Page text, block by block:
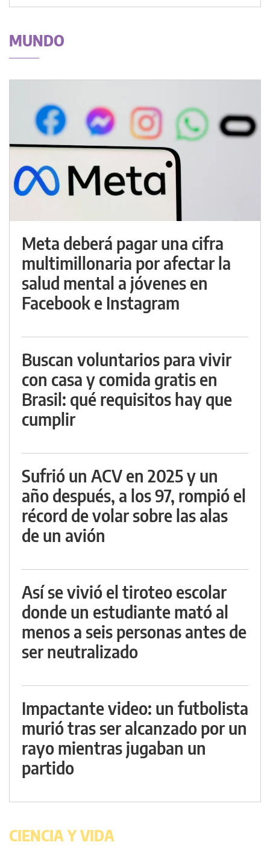
MUNDO
Meta deberá pagar una cifra
multimillonaria por afectar la
salud mental a jóvenes en
Facebook e Instagram
Buscan voluntarios para vivir
con casa y comida gratis en
Brasil: qué requisitos hay que
cumplir
Sufrió un ACV en 2025 y un
año después, a los 97, rompió el
récord de volar sobre las alas
de un avión
Así se vivió el tiroteo escolar
donde un estudiante mató al
menos a seis personas antes de
ser neutralizado
Impactante video: un futbolista
murió tras ser alcanzado por un
rayo mientras jugaban un
partido
CIENCIA Y VIDA